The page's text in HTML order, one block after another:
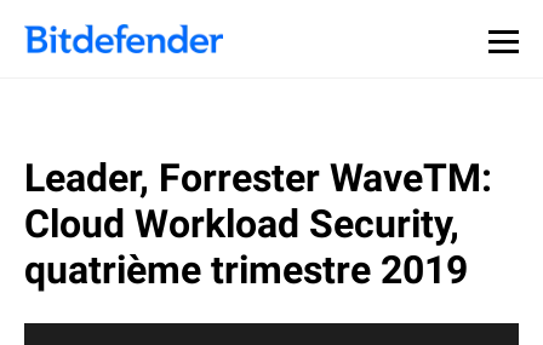
Souveraineté des données en cybersécurité : webinaire
en direct, le 30 juillet .Inscrivez-vous >>
Leader, Forrester WaveTM:
Cloud Workload Security,
quatrième trimestre 2019